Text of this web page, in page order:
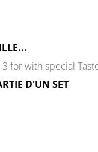
for with special
D'UN SET